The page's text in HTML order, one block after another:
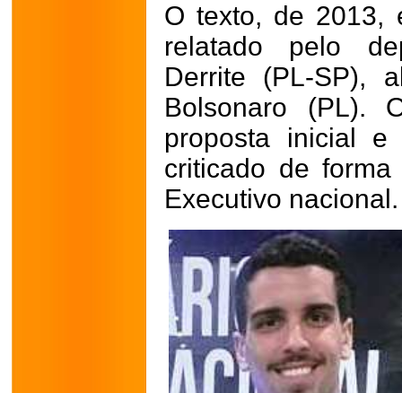
O texto, de 2013,
relatado pelo
Derrite (PL-SP),
Bolsonaro (PL).
proposta inicial e
criticado de
Executivo nacional.